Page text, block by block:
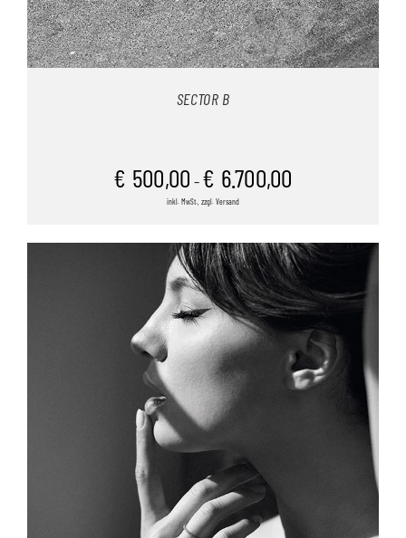
SECTOR B
€ 500,00 – € 6.700,00
inkl. MwSt., zzgl. Versand